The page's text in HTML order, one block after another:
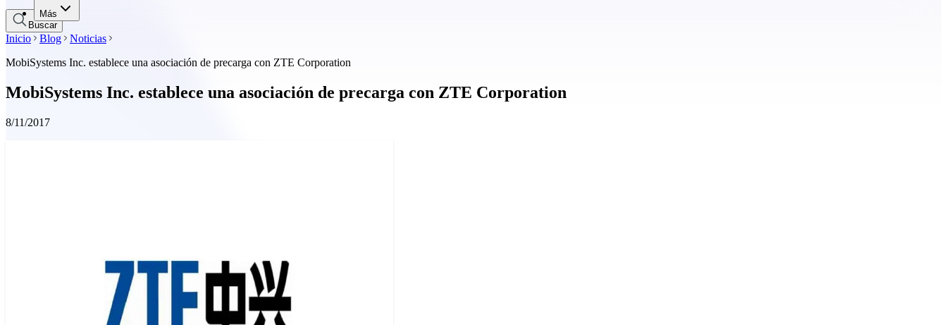
Más
Buscar
Inicio Blog
Noticias
MobiSystems Inc. establece una asociación de precarga con ZTE Corporation
MobiSystems Inc. establece una asociación de precarga con ZTE Corporation
8/11/2017